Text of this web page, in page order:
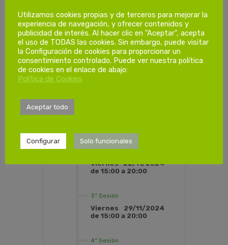
PROGRAMACIÓN HORARIA
Dias de
formación.
2ª Sesión
Viernes 22/11/2024
de 15:00 a 20:00
3ª Sesión
Viernes 29/11/2024
de 15:00 a 20:00
4ª Sesión
Utilizamos cookies propias y de terceros para mejorar la
experiencia de navegación, y ofrecer contenidos y
publicidad de interés. Al hacer clic en "Aceptar", acepta
el uso de TODAS las cookies. Sin embargo, puede visitar
la Configuración de cookies para proporcionar un
consentimiento controlado. Puede ver nuestra política
de cookies en el enlace de abajo:
Política de Cookies
Aceptar todo
Configurar Solo funcionales